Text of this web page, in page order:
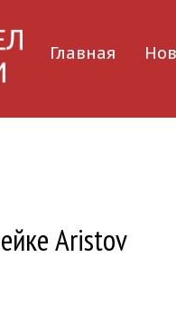
Главная
Aristov